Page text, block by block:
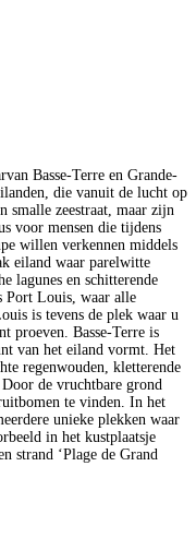
Basse-Terre en Grande-
die vanuit de lucht op
smalle zeestraat, maar zijn
voor mensen die tijdens
willen verkennen middels
eiland waar parelwitte
lagunes en schitterende
Port Louis, waar alle
is tevens de plek waar u
proeven. Basse-Terre is
van het eiland vormt. Het
regenwouden, kletterende
de vruchtbare grond
te vinden. In het
unieke plekken waar
in het kustplaatsje
strand ‘Plage de Grand